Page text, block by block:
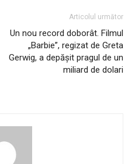
Articolul următor
Un nou record doborât. Filmul
„Barbie”, regizat de Greta
Gerwig, a depăşit pragul de un
miliard de dolari